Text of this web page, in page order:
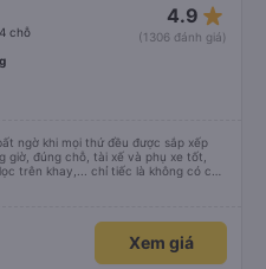
chỗ
4.9 star_rate
(1306 đánh giá)
ngờ khi mọi thứ đều được sắp xếp
giờ, đúng chỗ, tài xế và phụ xe tốt,
trên khay,... chỉ tiếc là không có chỗ
rồi!
Xem giá